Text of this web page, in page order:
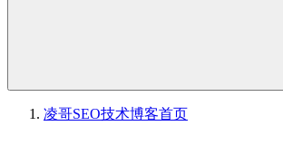
凌哥SEO技术博客首页